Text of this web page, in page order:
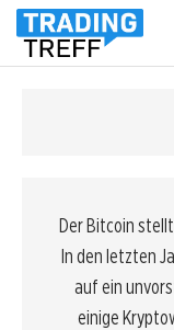
Der Bitcoin
In den letzten
auf ein
einige